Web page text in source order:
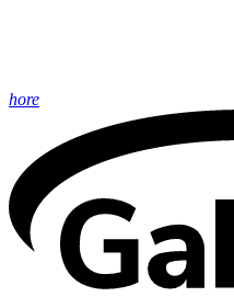
hore